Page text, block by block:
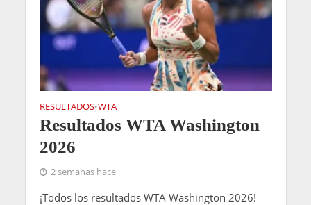
RESULTADOS•WTA
Resultados WTA Washington
2026
2 semanas hace
¡Todos los resultados WTA Washington 2026!